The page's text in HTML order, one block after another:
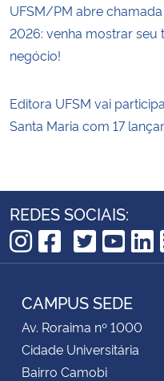
UFSM/PM abre
2026: venha mostrar seu
negócio!
Editora UFSM vai
Santa Maria com 17
REDES SOCIAIS:
Instagram
Facebook
TikTok
Twitter
CAMPUS SEDE
Av. Roraima nº 1000
Cidade Universitária
Bairro Camobi